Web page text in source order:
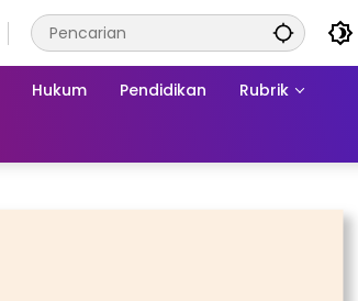
Hukum Pendidikan Rubrik